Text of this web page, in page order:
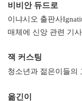
비비안 듀드로
이냐시오 출판사
매체에 신앙 관련 기
잭 커스팅
청소년과 젊은이들의
옮긴이